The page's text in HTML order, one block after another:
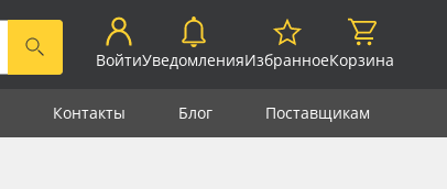
ВойтиУведомленияИзбранноеКорзина
Контакты Блог Поставщикам